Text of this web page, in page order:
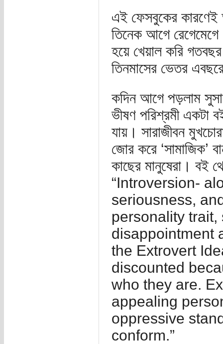
এই ফেসবুকের কারণেই
তিনেক আগে রেগেমেগে
হয়ে খেয়াল করি
তিনমাসের ভেতর
কদিন আগে পড়লাম
ভীষণ পরিশ্রমী একটা
যায়। সারাজীবন
জোর করে ‘সামাজিক’
কাছের মানুষেরা। বই
“Introversion-
seriousness,
personality
disappointment
the Extrovert
discounted
who they are.
appealing
oppressive
conform.”